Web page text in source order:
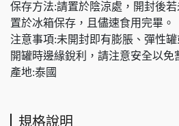
保存方法:請置於陰涼處，開封後
置於冰箱保存，且儘速食用完畢。
注意事項:未開封即有膨脹、彈性
開罐時邊緣銳利，請注意安全以免
產地:泰國
規格說明